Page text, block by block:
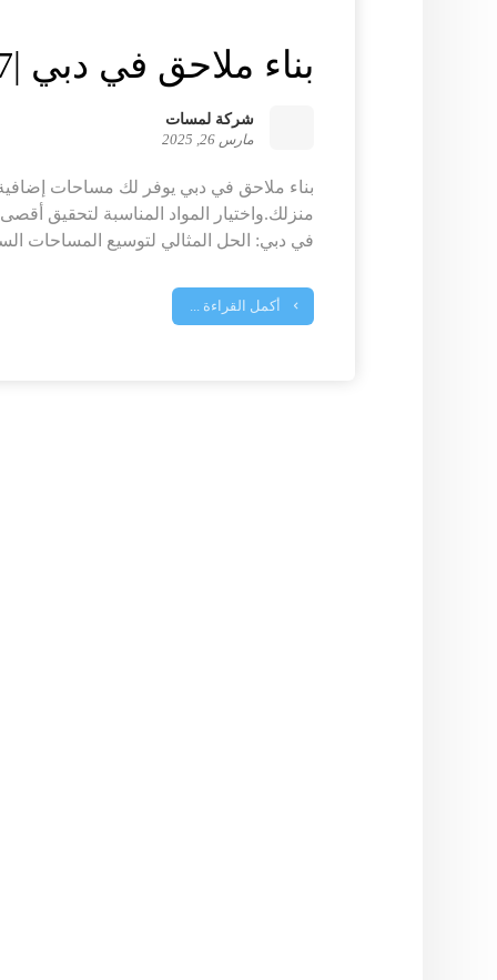
بناء ملاحق في دبي |0547149297
شركة لمسات
مارس 26, 2025
بناء ملاحق في دبي يوفر لك مساحات
منزلك.واختيار المواد المناسبة لتحقيق
في دبي: الحل المثالي لتوسيع المساحات
أكمل القراءة ...